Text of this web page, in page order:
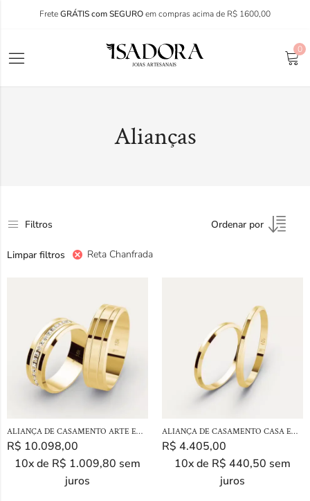
FreteGRÁTIS com SEGUROem compras acima de R$ 1600,00
0
Alianças
Filtros Ordenar por
Limpar filtros Reta Chanfrada
ALIANÇA DE CASAMENTO ARTE EM OURO 18K
R$ 10.098,00
10x de R$ 1.009,80 sem
juros
ALIANÇA DE CASAMENTO CASA EM OURO 18K
R$ 4.405,00
10x de R$ 440,50 sem
juros